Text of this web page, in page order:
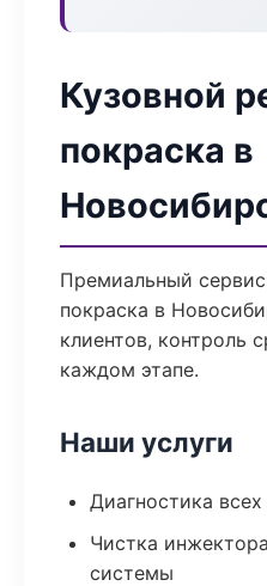
Кузовной
покраска в
Премиальный
покраска в
клиентов, контроль
каждом этапе.
Наши услуги
Диагностика
Чистка
системы